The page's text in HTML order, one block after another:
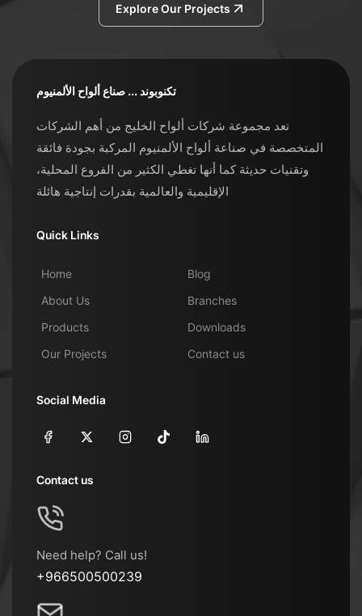
Explore Our Projects
تكنوبوند ... صناع ألواح الألمنيوم
تعد مجموعة شركات ألواح الخليج من أهم الشركات
المتخصصة في صناعة ألواح الألمنيوم المركبة بجودة فائقة
وتقنيات حديثة كما أنها تغطي الكثير من الفروع المحلية،
الإقليمية والعالمية بقدرات إنتاجية هائلة
Quick Links
Home
About Us
Products
Our Projects
Blog
Branches
Downloads
Contact us
Social Media
Contact us
Need help? Call us!
+966500500239